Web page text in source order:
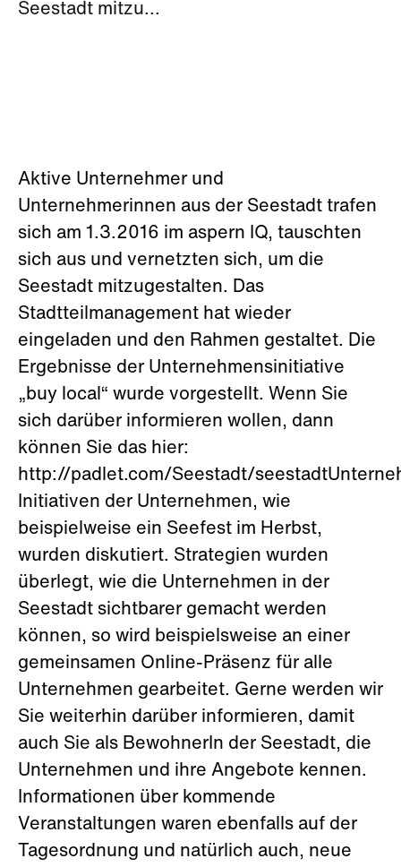
Seestadt mitzu...
Aktive Unternehmer und
Unternehmerinnen aus der Seestadt trafen
sich am 1.3.2016 im aspern IQ, tauschten
sich aus und vernetzten sich, um die
Seestadt mitzugestalten. Das
Stadtteilmanagement hat wieder
eingeladen und den Rahmen gestaltet. Die
Ergebnisse der Unternehmensinitiative
„buy local“ wurde vorgestellt. Wenn Sie
sich darüber informieren wollen, dann
können Sie das hier:
http://padlet.com/Seestadt/
Initiativen der Unternehmen, wie
beispielweise ein Seefest im Herbst,
wurden diskutiert. Strategien wurden
überlegt, wie die Unternehmen in der
Seestadt sichtbarer gemacht werden
können, so wird beispielsweise an einer
gemeinsamen Online-Präsenz für alle
Unternehmen gearbeitet. Gerne werden wir
Sie weiterhin darüber informieren, damit
auch Sie als BewohnerIn der Seestadt, die
Unternehmen und ihre Angebote kennen.
Informationen über kommende
Veranstaltungen waren ebenfalls auf der
Tagesordnung und natürlich auch, neue